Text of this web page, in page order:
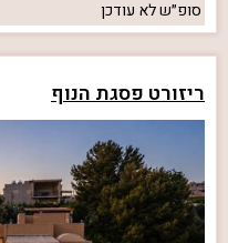
סופ״שלא עודכן
ריזורט פסגת הנוף